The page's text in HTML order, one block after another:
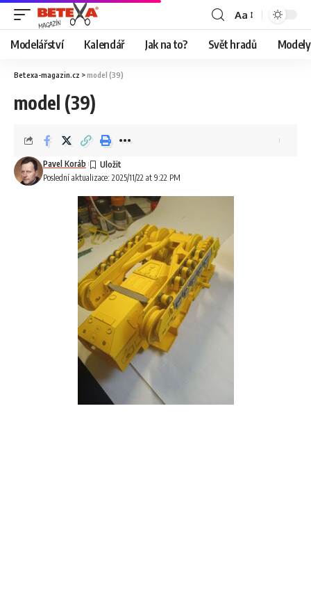
Aa
Modelářství Kalendář Jak na to? Svět hradů
Betexa-magazin.cz >model (39)
model (39)
Poslední aktualizace: 2025/11/22 at 9:22 PM
Pavel Koráb